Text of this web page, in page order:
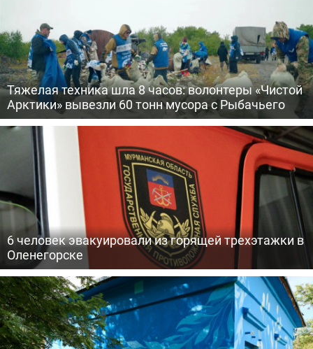
Тяжелая техника шла 8 часов: волонтеры «Чистой
Арктики» вывезли 60 тонн мусора с Рыбачьего
6 человек эвакуировали из горящей трехэтажки в
Оленегорске